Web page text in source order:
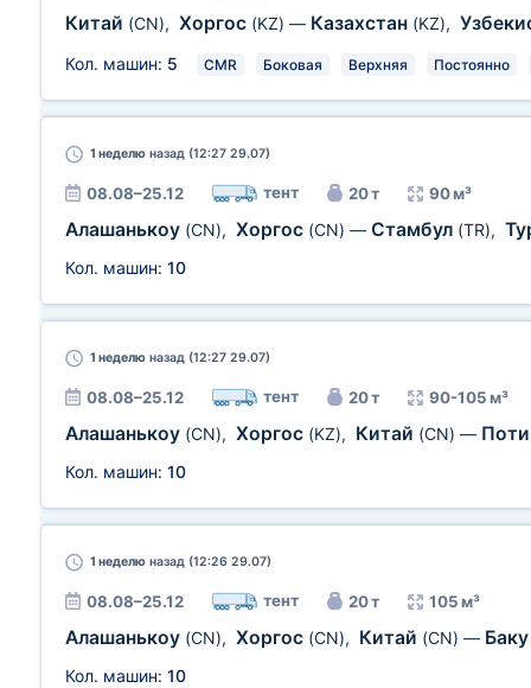
Китай (CN), Хоргос (KZ) — Казахстан (KZ),
Кол. машин: 5 CMR Боковая Верхняя Постоянно
1 неделю назад (12:27 29.07)
08.08–25.12 тент 20 т 90 м³
Алашанькоу (CN), Хоргос (CN) — Стамбул (TR),
Кол. машин: 10
1 неделю назад (12:27 29.07)
08.08–25.12 тент 20 т 90-105 м³
Алашанькоу (CN), Хоргос (KZ), Китай (CN) —
Кол. машин: 10
1 неделю назад (12:26 29.07)
08.08–25.12 тент 20 т 105 м³
Алашанькоу (CN), Хоргос (CN), Китай (CN) —
Кол. машин: 10